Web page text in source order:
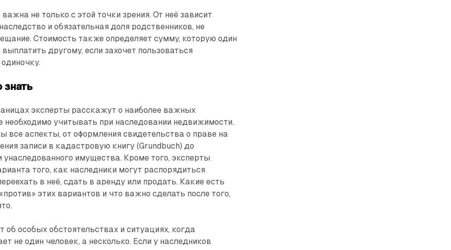
не только с этой точки зрения. От неё зависит
и обязательная доля родственников, не
Стоимость также определяет сумму, которую один
другому, если захочет пользоваться
знать
эксперты расскажут о наиболее важных
необходимо учитывать при наследовании недвижимости.
все аспекты, от оформления свидетельства о праве на
записи в кадастровую книгу (Grundbuch) до
унаследованного имущества. Кроме того, эксперты
того, как наследники могут распорядиться
в неё, сдать в аренду или продать. Какие есть
этих вариантов и что важно сделать после того,
об особых обстоятельствах и ситуациях, когда
не один человек, а несколько. Если у наследников